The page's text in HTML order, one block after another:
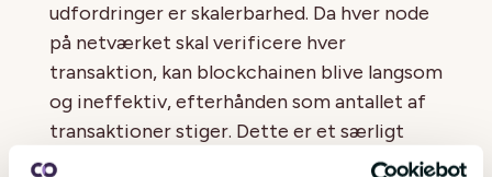
udfordringer er skalerbarhed. Da hver node
på netværket skal verificere hver
transaktion, kan blockchainen blive langsom
og ineffektiv, efterhånden som antallet af
transaktioner stiger. Dette er et særligt
problem for store, globale netværk som